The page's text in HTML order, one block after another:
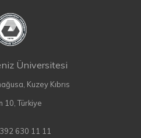
Üniversitesi
Kuzey Kıbrıs
10, Türkiye
630 11 11